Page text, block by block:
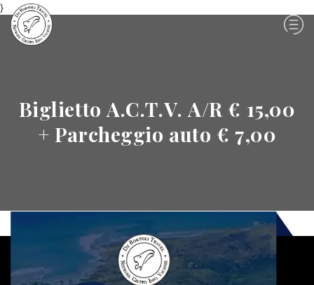
}
Biglietto A.C.T.V. A/R € 15,00
+ Parcheggio auto € 7,00